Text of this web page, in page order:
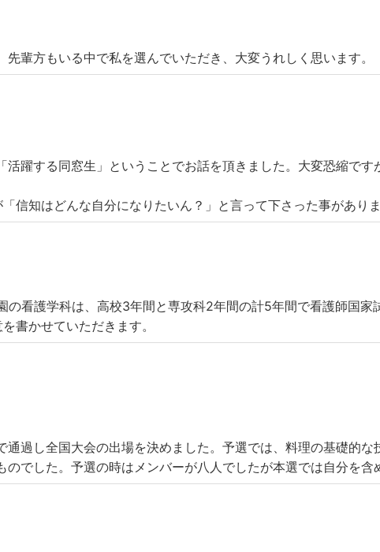
輩方もいる中で私を選んでいただき、大変うれしく思います。
躍する同窓生」ということでお話を頂きました。大変恐縮で
信知はどんな自分になりたいん？」と言って下さった事がありま
の看護学科は、高校3年間と専攻科2年間の計5年間で看護師国家
書かせていただきます。
過し全国大会の出場を決めました。予選では、料理の基礎的な
でした。予選の時はメンバーが八人でしたが本選では自分を含